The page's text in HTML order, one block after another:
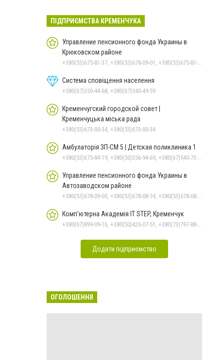
ПІДПРИЄМСТВА КРЕМЕНЧУКА
Управление пенсионного фонда Украины в
Крюковском районе
+380(53)675-81-37, +380(53)678-09-01, +380(53)675-81-32, +380(53)675-81-40, +380(53)675-81-33, +380(53)675-81-38, +380(53)675-81-31, +380(53)678-08-87
Система сповіщення населення
+380(67)350-44-68, +380(67)340-49-59
Кременчугский городской совет |
Кременчуцька міська рада
+380(53)673-00-34, +380(53)673-00-34
Амбулаторія ЗП-СМ 5 | Детская поликлиника 1
+380(53)675-84-19, +380(50)356-94-69, +380(67)540-73-87
Управление пенсионного фонда Украины в
Автозаводском районе
+380(53)678-09-05, +380(53)678-08-74, +380(53)678-08-83, +380(53)678-08-41, +380(53)678-08-86
Комп'ютерна Академія IT STEP, Кременчук
+380(67)899-09-16, +380(50)426-07-51, +380(73)797-88-17
Додати підприємство
ОГОЛОШЕННЯ